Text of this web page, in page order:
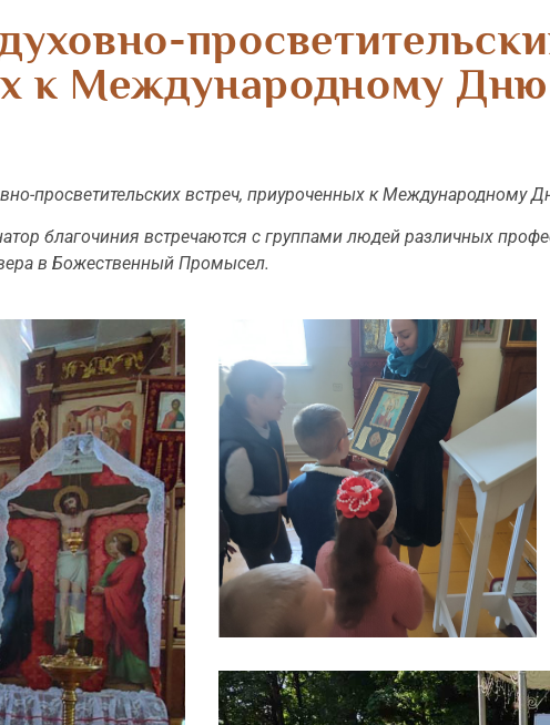
к Международному
просветительских встреч, приуроченных к Международному
благочиния встречаются с группами людей различных
в Божественный Промысел.